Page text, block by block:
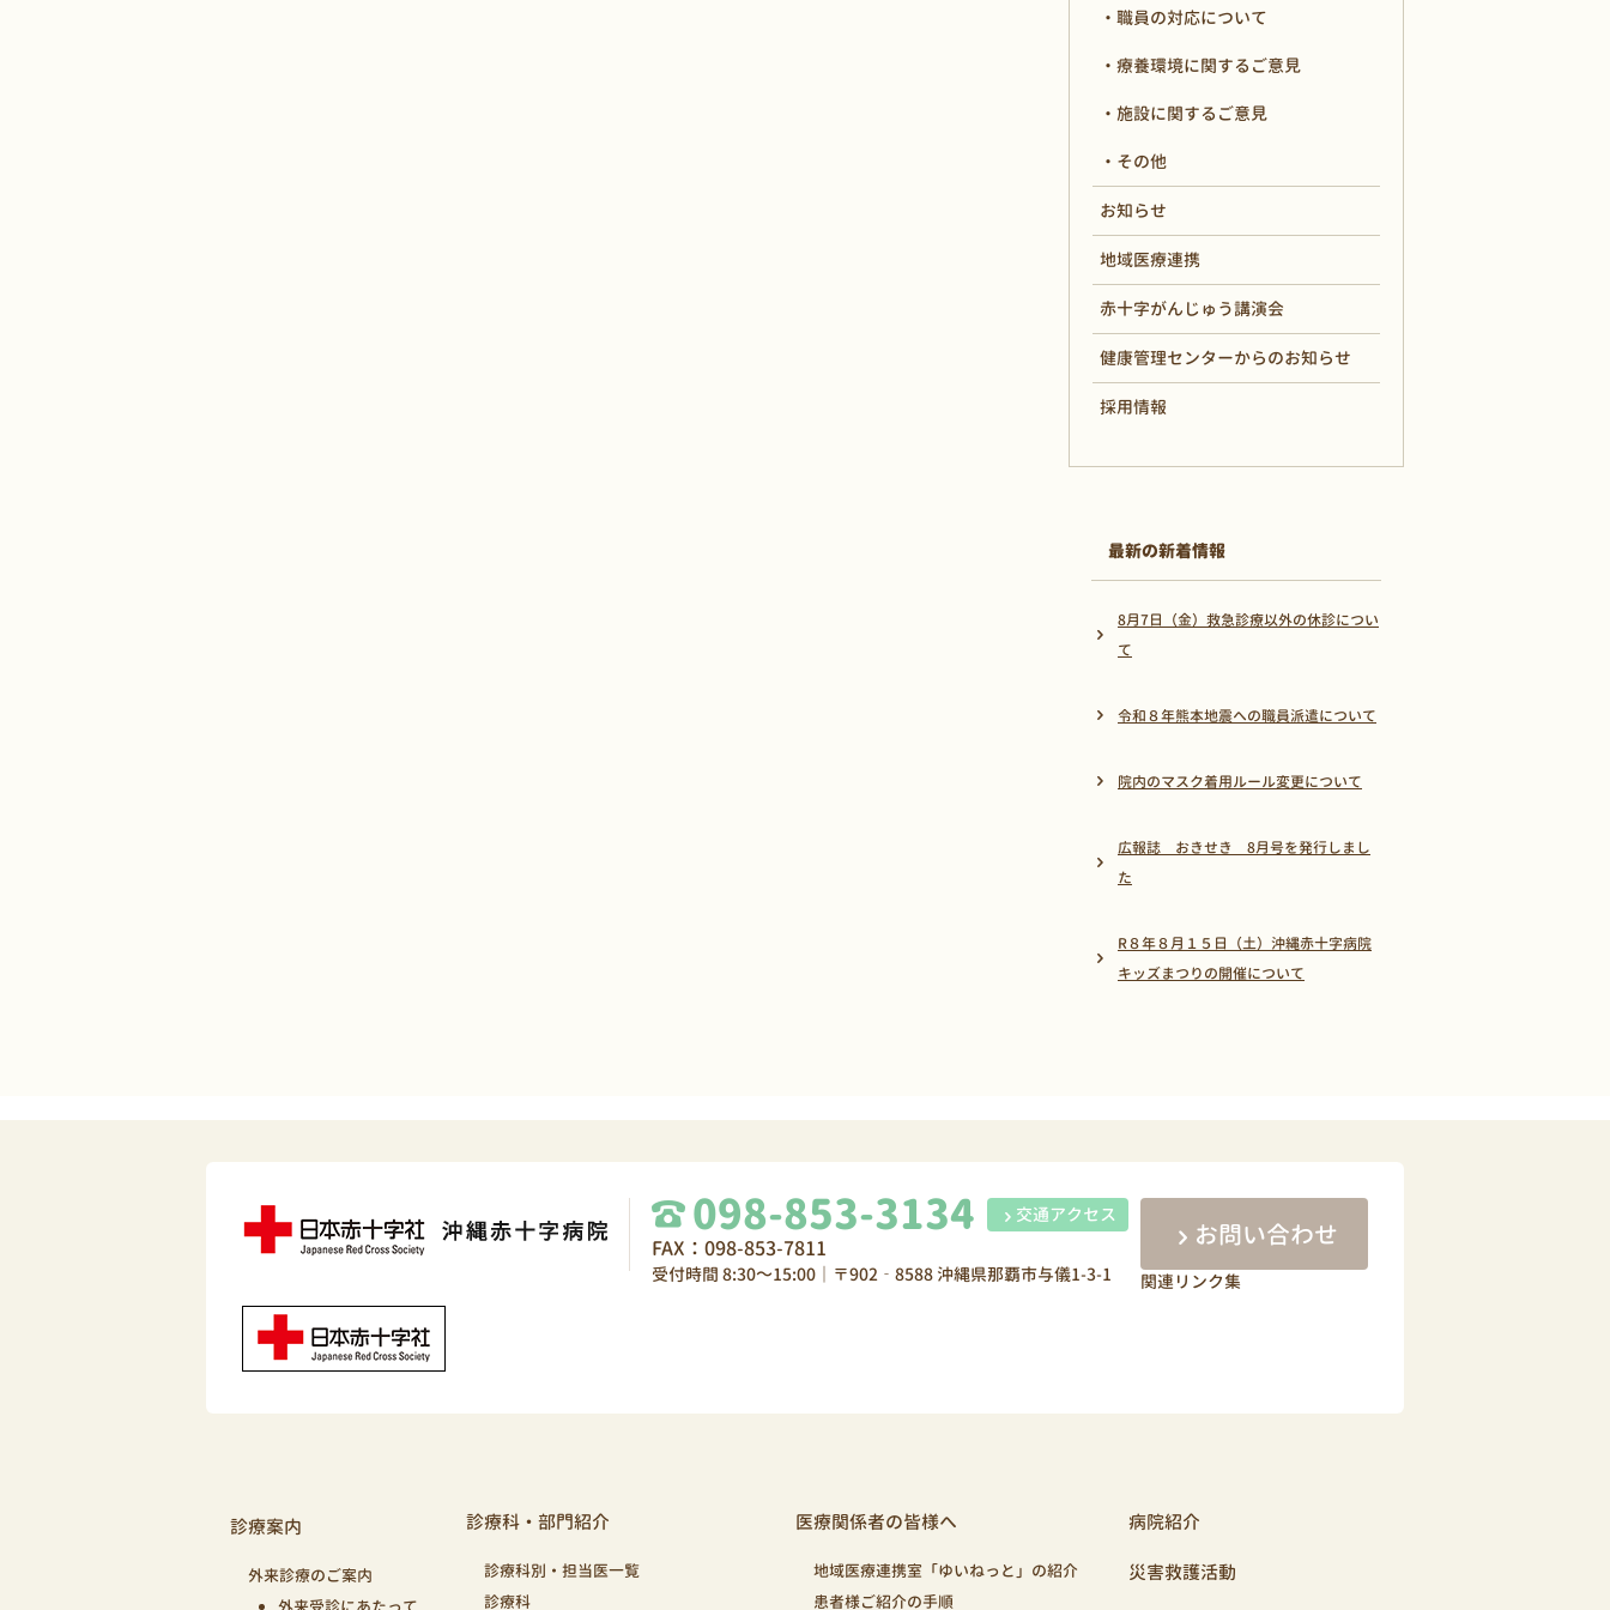
職員の対応について
療養環境に関するご意見
施設に関するご意見
その他
お知らせ
地域医療連携
赤十字がんじゅう講演会
健康管理センターからのお知らせ
採用情報
最新の新着情報
8月7日（金）救急診療以外の休診につい
て
令和８年熊本地震への職員派遣について
院内のマスク着用ルール変更について
広報誌 おきせき 8月号を発行しまし
た
R８年８月１５日（土）沖縄赤十字病院
キッズまつりの開催について
098-853-3134
FAX：098-853-7811
交通アクセス
受付時間 8:30～15:00｜〒902‐8588 沖縄県那覇市与儀1-3-1
お問い合わせ
関連リンク集
診療案内
外来診療のご案内
診療科・部門紹介
診療科別・担当医一覧
診療科
医療関係者の皆様へ
地域医療連携室「ゆいねっと」の紹介
患者様ご紹介の手順
病院紹介
災害救護活動